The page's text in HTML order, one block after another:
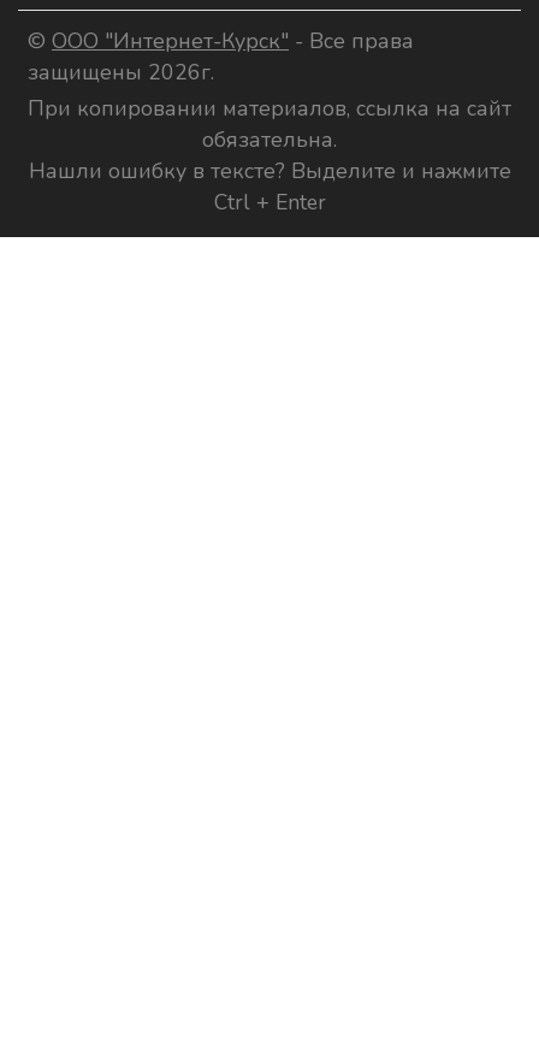
© ООО "Интернет-Курск" - Все права
защищены 2026г.
При копировании материалов, ссылка на сайт
обязательна.
Нашли ошибку в тексте? Выделите и нажмите
Ctrl + Enter